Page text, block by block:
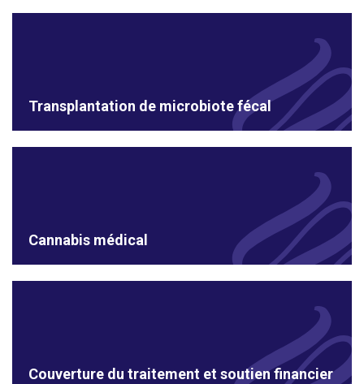
Transplantation de microbiote fécal
Cannabis médical
Couverture du traitement et soutien financier